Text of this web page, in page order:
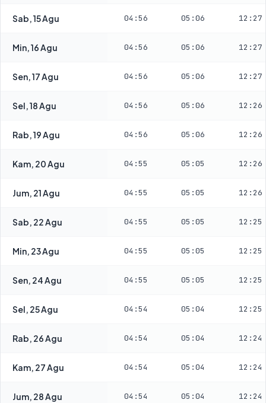
Sab, 15 Agu 04:56 05:06 12:27
Min, 16 Agu 04:56 05:06 12:27
Sen, 17 Agu 04:56 05:06 12:27
Sel, 18 Agu 04:56 05:06 12:26
Rab, 19 Agu 04:56 05:06 12:26
Kam, 20 Agu 04:55 05:05 12:26
Jum, 21 Agu 04:55 05:05 12:26
Sab, 22 Agu 04:55 05:05 12:25
Min, 23 Agu 04:55 05:05 12:25
Sen, 24 Agu 04:55 05:05 12:25
Sel, 25 Agu 04:54 05:04 12:25
Rab, 26 Agu 04:54 05:04 12:24
Kam, 27 Agu 04:54 05:04 12:24
Jum, 28 Agu 04:54 05:04 12:24